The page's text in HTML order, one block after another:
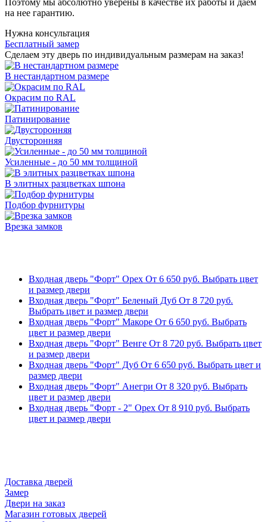
на нее гарантию.
Нужна консультация
Бесплатный замер
Сделаем эту дверь по индивидуальным размерам на заказ!
В нестандартном размере
Окрасим по RAL
Патинирование
Двусторонняя
Усиленные - до 50 мм толщиной
В элитных разцветках шпона
Подбор фурнитуры
Врезка замков
Входная дверь "Форт" Орех От 6 650 руб. Выбрать цвет
и размер двери
Входная дверь "Форт" Беленый Дуб От 8 720 руб.
Выбрать цвет и размер двери
Входная дверь "Форт" Макоре От 6 650 руб. Выбрать
цвет и размер двери
Входная дверь "Форт" Венге От 8 720 руб. Выбрать цвет
и размер двери
Входная дверь "Форт" Дуб От 6 650 руб. Выбрать цвет и
размер двери
Входная дверь "Форт" Анегри От 8 320 руб. Выбрать
цвет и размер двери
Входная дверь "Форт - 2" Орех От 8 910 руб. Выбрать
цвет и размер двери
Доставка дверей
Замер
Двери на заказ
Магазин готовых дверей